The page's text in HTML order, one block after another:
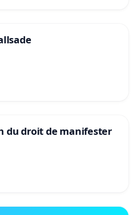
du droit de manifester